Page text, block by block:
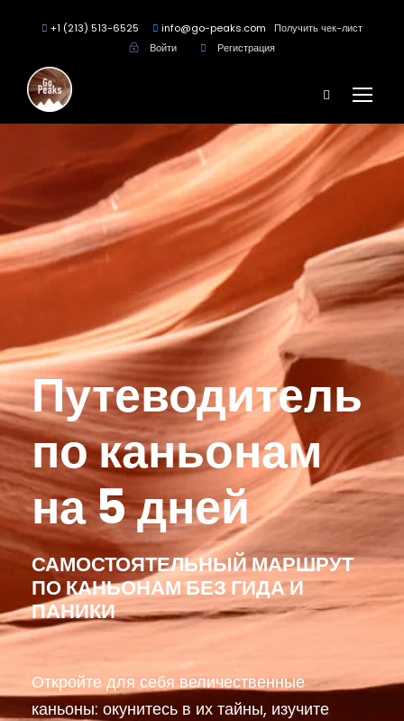
+1 (213) 513-6525 info@go-peaks.com
Получить чек-лист
Войти
Регистрация
Путеводитель
по каньонам
на 5 дней
САМОСТОЯТЕЛЬНЫЙ МАРШРУТ
ПО КАНЬОНАМ БЕЗ ГИДА И
ПАНИКИ
Откройте для себя величественные
каньоны: окунитесь в их тайны, изучите